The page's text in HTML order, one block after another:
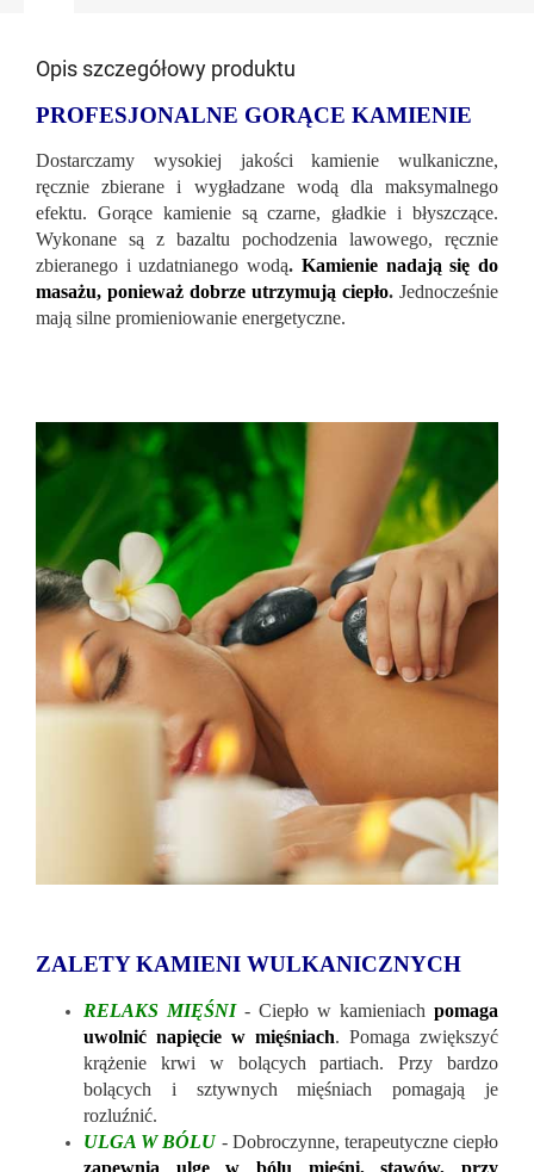
Opis szczegółowy produktu
PROFESJONALNE GORĄCE KAMIENIE
Dostarczamy wysokiej jakości kamienie wulkaniczne,
ręcznie zbierane i wygładzane wodą dla maksymalnego
efektu. Gorące kamienie są czarne, gładkie i błyszczące.
Wykonane są z bazaltu pochodzenia lawowego, ręcznie
zbieranego i uzdatnianego wodą. Kamienie nadają się do
masażu, ponieważ dobrze utrzymują ciepło. Jednocześnie
mają silne promieniowanie energetyczne.
ZALETY KAMIENI WULKANICZNYCH
RELAKS MIĘŚNI - Ciepło w kamieniach pomaga
uwolnić napięcie w mięśniach. Pomaga zwiększyć
krążenie krwi w bolących partiach. Przy bardzo
bolących i sztywnych mięśniach pomagają je
rozluźnić.
ULGA W BÓLU- Dobroczynne, terapeutyczne ciepło
zapewnia ulgę w bólu mięśni, stawów, przy